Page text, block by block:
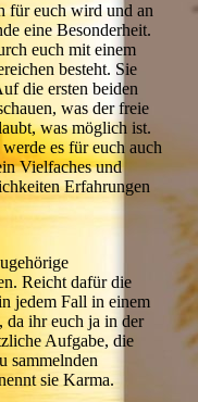
für euch wird und an
eine Besonderheit.
euch mit einem
besteht. Sie
die ersten beiden
was der freie
was möglich ist.
es für euch auch
Vielfaches und
Erfahrungen
Reicht dafür die
jedem Fall in einem
da ihr euch ja in der
Aufgabe, die
sammelnden
sie Karma.